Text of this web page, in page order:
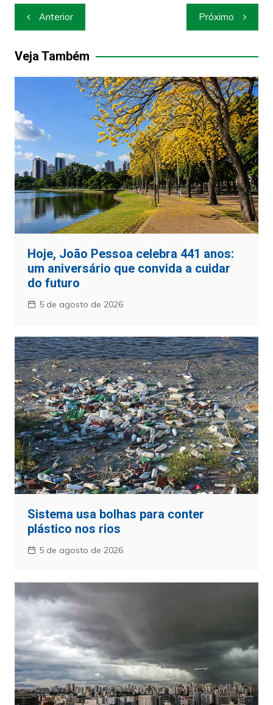
Navegação
de
Post
Anterior Próximo
Veja Também
Hoje, João Pessoa celebra 441 anos:
um aniversário que convida a cuidar
do futuro
5 de agosto de 2026
Sistema usa bolhas para conter
plástico nos rios
5 de agosto de 2026